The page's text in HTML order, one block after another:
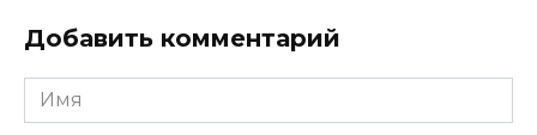
Добавить комментарий
Имя
*